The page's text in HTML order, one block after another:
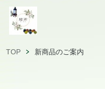
TOP 新商品のご案内